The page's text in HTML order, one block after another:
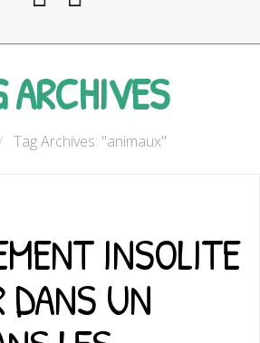
Accueil
sommes-nous ?
d’Opale
ARCHIVES
Tag Archives: "animaux"
INSOLITE
DANS UN